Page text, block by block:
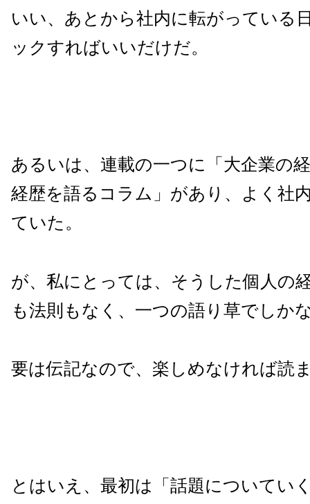
いい、あとから社内に転がっている
ックすればいいだけだ。
あるいは、連載の一つに「大企業の
経歴を語るコラム」があり、よく社
ていた。
が、私にとっては、そうした個人の
も法則もなく、一つの語り草でしか
要は伝記なので、楽しめなければ読
とはいえ、最初は「話題についてい